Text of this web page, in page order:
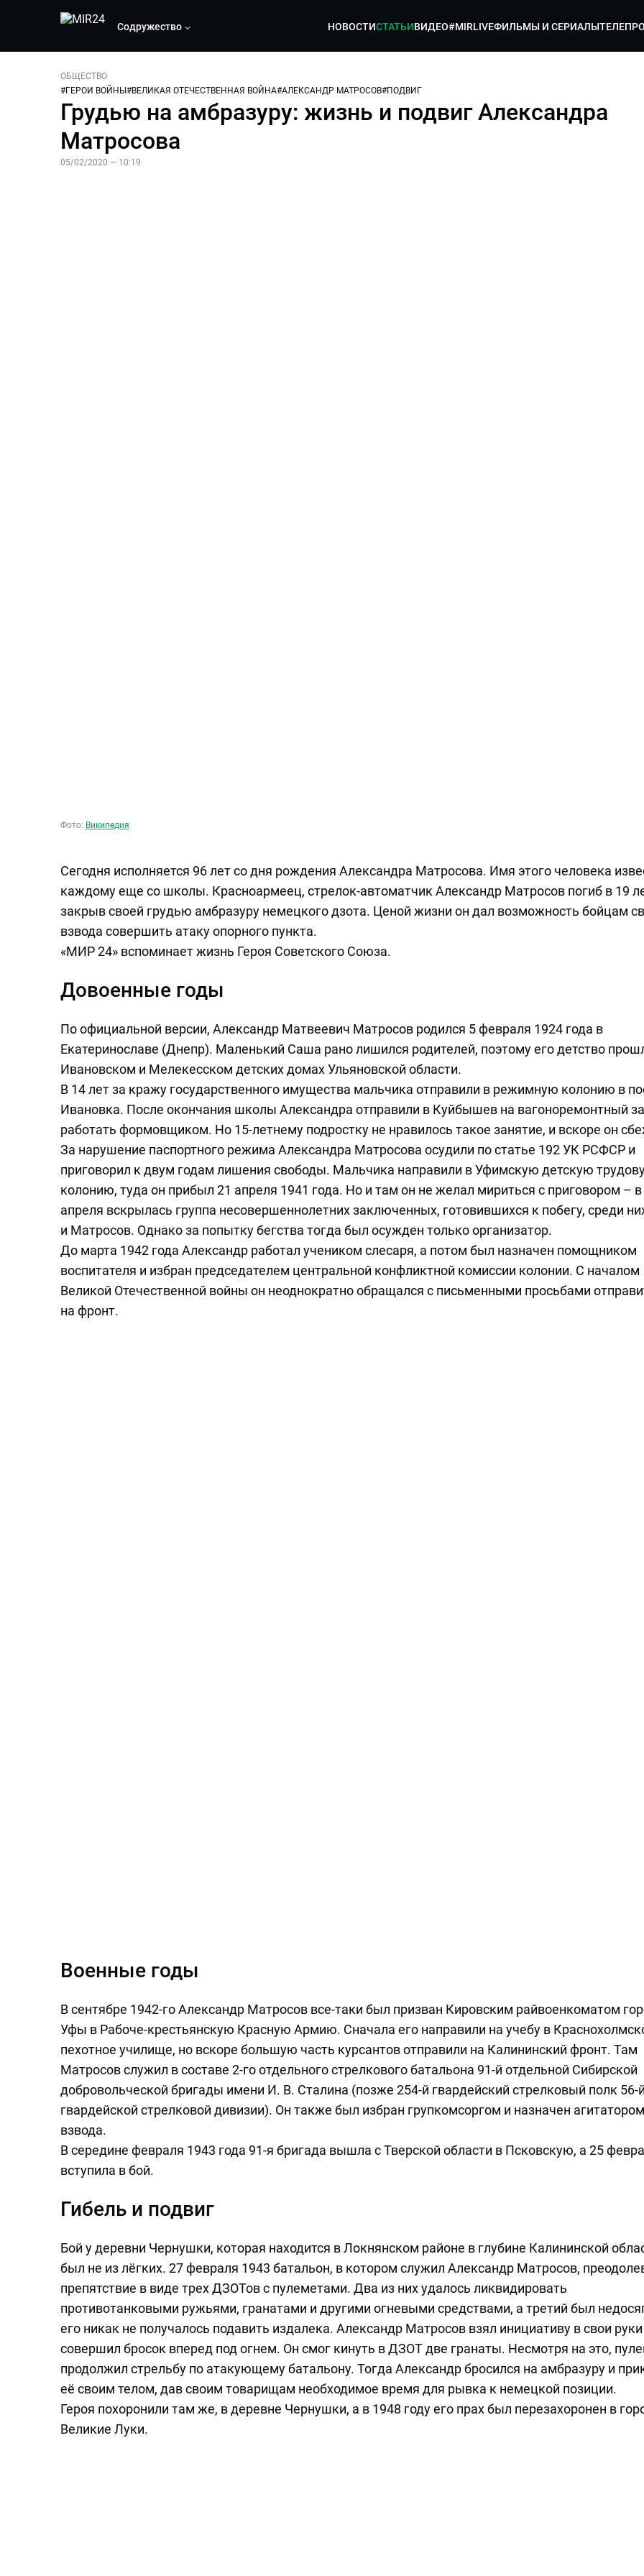
Содружество НОВОСТИСТАТЬИВИДЕО#MIRLIVEФИЛЬМЫ И СЕРИАЛЫ
ОБЩЕСТВО
#ГЕРОИ ВОЙНЫ #ВЕЛИКАЯ ОТЕЧЕСТВЕННАЯ ВОЙНА#АЛЕКСАНДР МАТРОСОВ#ПОДВИГ
Грудью на амбразуру: жизнь и подвиг Александра
Матросова
05/02/2020 — 10:19
Фото: Википедия
Сегодня исполняется 96 лет со дня рождения Александра Матросова. Имя этого человека
каждому еще со школы. Красноармеец, стрелок-автоматчик Александр Матросов погиб в 19
закрыв своей грудью амбразуру немецкого дзота. Ценой жизни он дал возможность бойцам
взвода совершить атаку опорного пункта.
«МИР 24» вспоминает жизнь Героя Советского Союза.
Довоенные годы
По официальной версии, Александр Матвеевич Матросов родился 5 февраля 1924 года в
Екатеринославе (Днепр). Маленький Саша рано лишился родителей, поэтому его детство
Ивановском и Мелекесском детских домах Ульяновской области.
В 14 лет за кражу государственного имущества мальчика отправили в режимную колонию в
Ивановка. После окончания школы Александра отправили в Куйбышев на вагоноремонтный
работать формовщиком. Но 15-летнему подростку не нравилось такое занятие, и вскоре он
За нарушение паспортного режима Александра Матросова осудили по статье 192 УК РСФСР и
приговорил к двум годам лишения свободы. Мальчика направили в Уфимскую детскую
колонию, туда он прибыл 21 апреля 1941 года. Но и там он не желал мириться с приговором –
апреля вскрылась группа несовершеннолетних заключенных, готовившихся к побегу, среди
и Матросов. Однако за попытку бегства тогда был осужден только организатор.
До марта 1942 года Александр работал учеником слесаря, а потом был назначен помощником
воспитателя и избран председателем центральной конфликтной комиссии колонии. С началом
Великой Отечественной войны он неоднократно обращался с письменными просьбами
на фронт.
Военные годы
В сентябре 1942-го Александр Матросов все-таки был призван Кировским райвоенкоматом
Уфы в Рабоче-крестьянскую Красную Армию. Сначала его направили на учебу в
пехотное училище, но вскоре большую часть курсантов отправили на Калининский фронт. Там
Матросов служил в составе 2-го отдельного стрелкового батальона 91-й отдельной Сибирской
добровольческой бригады имени И. В. Сталина (позже 254-й гвардейский стрелковый полк 56-й
гвардейской стрелковой дивизии). Он также был избран групкомсоргом и назначен агитатором
взвода.
В середине февраля 1943 года 91-я бригада вышла с Тверской области в Псковскую, а 25
вступила в бой.
Гибель и подвиг
Бой у деревни Чернушки, которая находится в Локнянском районе в глубине Калининской
был не из лёгких. 27 февраля 1943 батальон, в котором служил Александр Матросов,
препятствие в виде трех ДЗОТов с пулеметами. Два из них удалось ликвидировать
противотанковыми ружьями, гранатами и другими огневыми средствами, а третий был
его никак не получалось подавить издалека. Александр Матросов взял инициативу в свои руки
совершил бросок вперед под огнем. Он смог кинуть в ДЗОТ две гранаты. Несмотря на это,
продолжил стрельбу по атакующему батальону. Тогда Александр бросился на амбразуру и
её своим телом, дав своим товарищам необходимое время для рывка к немецкой позиции.
Героя похоронили там же, в деревне Чернушки, а в 1948 году его прах был перезахоронен в
Великие Луки.